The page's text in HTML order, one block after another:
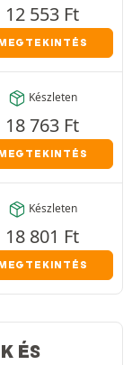
12 553 Ft
Készleten
18 763 Ft
Készleten
18 801 Ft
ÉS